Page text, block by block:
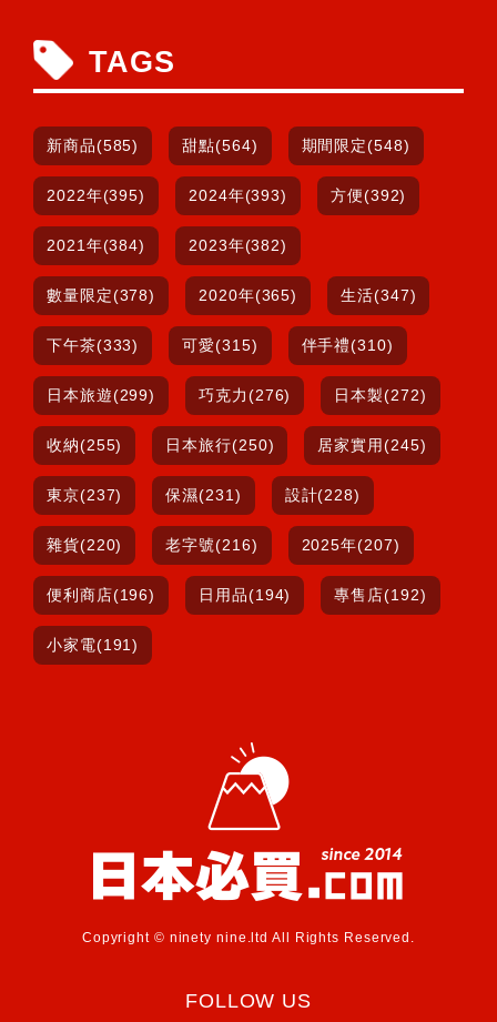
TAGS
新商品(585) 甜點(564) 期間限定(548)
2022年(395) 2024年(393) 方便(392)
2021年(384) 2023年(382)
數量限定(378) 2020年(365) 生活(347)
下午茶(333) 可愛(315) 伴手禮(310)
日本旅遊(299) 巧克力(276) 日本製(272)
收納(255) 日本旅行(250) 居家實用(245)
東京(237) 保濕(231) 設計(228)
雜貨(220) 老字號(216) 2025年(207)
便利商店(196) 日用品(194) 專售店(192)
小家電(191)
Copyright © ninety nine.ltd All Rights Reserved.
FOLLOW US